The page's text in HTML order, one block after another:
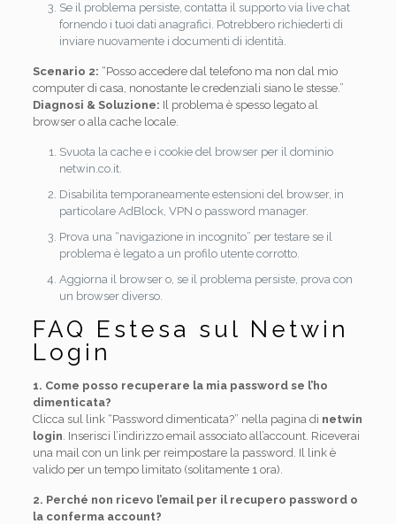
Se il problema persiste, contatta il supporto via live chat
fornendo i tuoi dati anagrafici. Potrebbero richiederti di
inviare nuovamente i documenti di identità.
Scenario 2: “Posso accedere dal telefono ma non dal mio
computer di casa, nonostante le credenziali siano le stesse.”
Diagnosi & Soluzione: Il problema è spesso legato al
browser o alla cache locale.
Svuota la cache e i cookie del browser per il dominio
netwin.co.it.
Disabilita temporaneamente estensioni del browser, in
particolare AdBlock, VPN o password manager.
Prova una “navigazione in incognito” per testare se il
problema è legato a un profilo utente corrotto.
Aggiorna il browser o, se il problema persiste, prova con
un browser diverso.
FAQ Estesa sul Netwin
Login
1. Come posso recuperare la mia password se l’ho
dimenticata?
Clicca sul link “Password dimenticata?” nella pagina di netwin
login. Inserisci l’indirizzo email associato all’account. Riceverai
una mail con un link per reimpostare la password. Il link è
valido per un tempo limitato (solitamente 1 ora).
2. Perché non ricevo l’email per il recupero password o
la conferma account?